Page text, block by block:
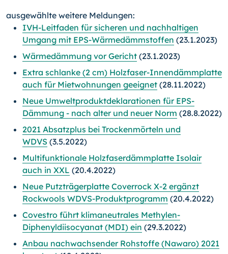
ausgewählte weitere Meldungen:
IVH-Leitfaden für sicheren und nachhaltigen
Umgang mit EPS-Wärmedämmstoffen (23.1.2023)
Wärmedämmung vor Gericht (23.1.2023)
Extra schlanke (2 cm) Holzfaser-Innendämmplatte
auch für Mietwohnungen geeignet (28.11.2022)
Neue Umweltproduktdeklarationen für EPS-
Dämmung - nach alter und neuer Norm (28.8.2022)
2021 Absatzplus bei Trockenmörteln und
WDVS (3.5.2022)
Multifunktionale Holzfaserdämmplatte Isolair
auch in XXL (20.4.2022)
Neue Putzträgerplatte Coverrock X-2 ergänzt
Rockwools WDVS-Produktprogramm (20.4.2022)
Covestro führt klimaneutrales Methylen-
Diphenyldiisocyanat (MDI) ein (29.3.2022)
Anbau nachwachsender Rohstoffe (Nawaro) 2021